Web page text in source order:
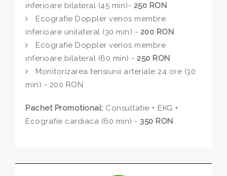
inferioare bilateral (45 min)- 250 RON
Ecografie Doppler venos membre
inferioare unilateral (30 min) - 200 RON
Ecografie Doppler venos membre
inferioare bilateral (60 min) - 250 RON
Monitorizarea tensiunii arteriale 24 ore (30
min) - 200 RON
Pachet Promotional: Consultatie + EKG +
Ecografie cardiaca (60 min) - 350 RON